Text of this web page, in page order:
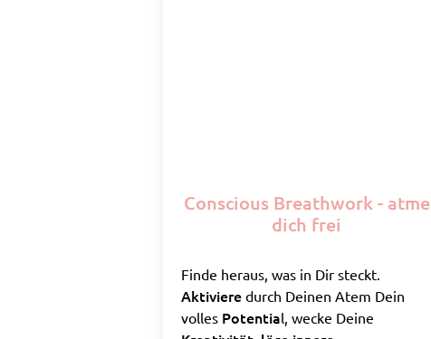
Conscious Breathwork - atme
dich frei
Finde heraus, was in Dir steckt.
Aktiviere durch Deinen Atem Dein
volles Potential, wecke Deine